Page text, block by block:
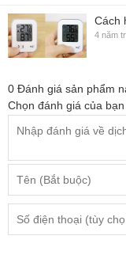
Cách
4 năm
0 Đánh giá sản phẩm
Chọn đánh giá của bạn